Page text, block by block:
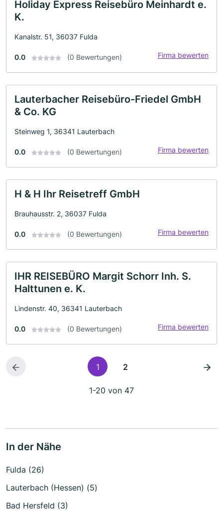
Holiday Express Reisebüro Meinhardt e.
K.
Kanalstr. 51, 36037 Fulda
0.0 (0 Bewertungen) Firma bewerten
Lauterbacher Reisebüro-Friedel GmbH
& Co. KG
Steinweg 1, 36341 Lauterbach
0.0 (0 Bewertungen) Firma bewerten
H & H Ihr Reisetreff GmbH
Brauhausstr. 2, 36037 Fulda
0.0 (0 Bewertungen) Firma bewerten
IHR REISEBÜRO Margit Schorr Inh. S.
Halttunen e. K.
Lindenstr. 40, 36341 Lauterbach
0.0 (0 Bewertungen) Firma bewerten
1 2
1-20 von 47
In der Nähe
Fulda (26)
Lauterbach (Hessen) (5)
Bad Hersfeld (3)